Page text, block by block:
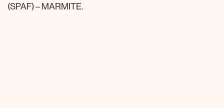
(SPAF) – MARMITE.